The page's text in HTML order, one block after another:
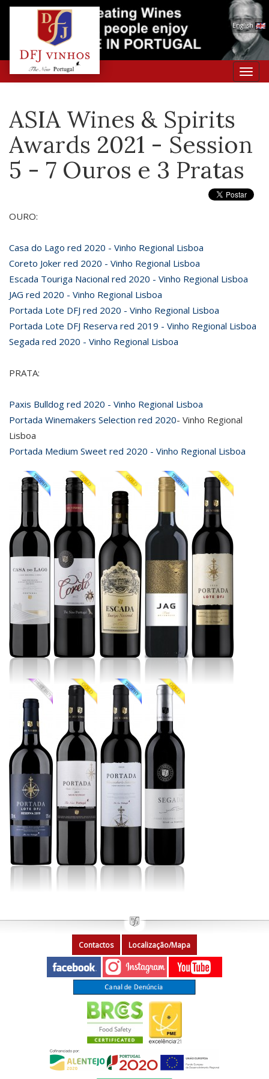
English
ASIA Wines & Spirits
Awards 2021 - Session
5 - 7 Ouros e 3 Pratas
OURO:
Casa do Lago red 2020 - Vinho Regional Lisboa
Coreto Joker red 2020 - Vinho Regional Lisboa
Escada Touriga Nacional red 2020 - Vinho Regional Lisboa
JAG red 2020 - Vinho Regional Lisboa
Portada Lote DFJ red 2020 - Vinho Regional Lisboa
Portada Lote DFJ Reserva red 2019 - Vinho Regional Lisboa
Segada red 2020 - Vinho Regional Lisboa
PRATA:
Paxis Bulldog red 2020 - Vinho Regional Lisboa
Portada Winemakers Selection red 2020- Vinho Regional
Lisboa
Portada Medium Sweet red 2020 - Vinho Regional Lisboa
Contactos Localização/Mapa